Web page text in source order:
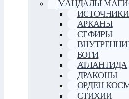
МАНДАЛЫ
АРКАНЫ
СЕФИРЫ
БОГИ
АТЛАНТИДА
ДРАКОНЫ
ОРДЕН
СТИХИИ